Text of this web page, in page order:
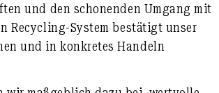
und den schonenden Umgang mit
Recycling-System bestätigt unser
und in konkretes Handeln